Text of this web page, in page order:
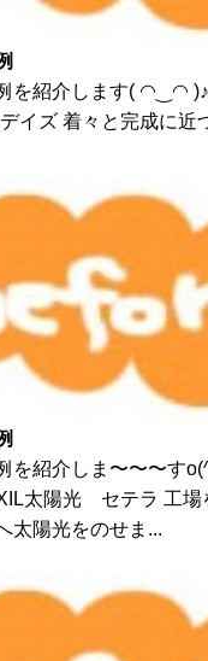
を紹介します( ◠‿◠ )♪
イズ 着々と完成に近
を紹介しま〜〜〜す
太陽光 セテラ 工場
太陽光をのせま...